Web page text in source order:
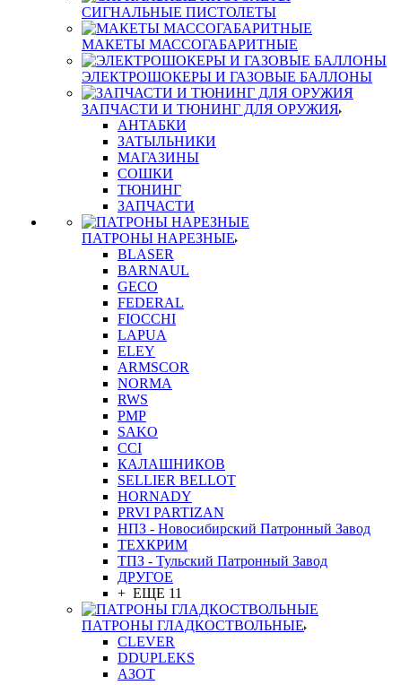
СИГНАЛЬНЫЕ ПИСТОЛЕТЫ
МАКЕТЫ МАССОГАБАРИТНЫЕ
ЭЛЕКТРОШОКЕРЫ И ГАЗОВЫЕ БАЛЛОНЫ
ЗАПЧАСТИ И ТЮНИНГ ДЛЯ ОРУЖИЯ
АНТАБКИ
ЗАТЫЛЬНИКИ
МАГАЗИНЫ
СОШКИ
ТЮНИНГ
ЗАПЧАСТИ
ПАТРОНЫ НАРЕЗНЫЕ
BLASER
BARNAUL
GEСO
FEDERAL
FIOCCHI
LAPUA
ELEY
ARMSCOR
NORMA
RWS
PMP
SAKO
CCI
КАЛАШНИКОВ
SELLIER BELLOT
HORNADY
PRVI PARTIZAN
НПЗ - Новосибирский Патронный Завод
ТЕХКРИМ
ТПЗ - Тульский Патронный Завод
ДРУГОЕ
+ ЕЩЕ 11
ПАТРОНЫ ГЛАДКОСТВОЛЬНЫЕ
CLEVER
DDUPLEKS
АЗОТ